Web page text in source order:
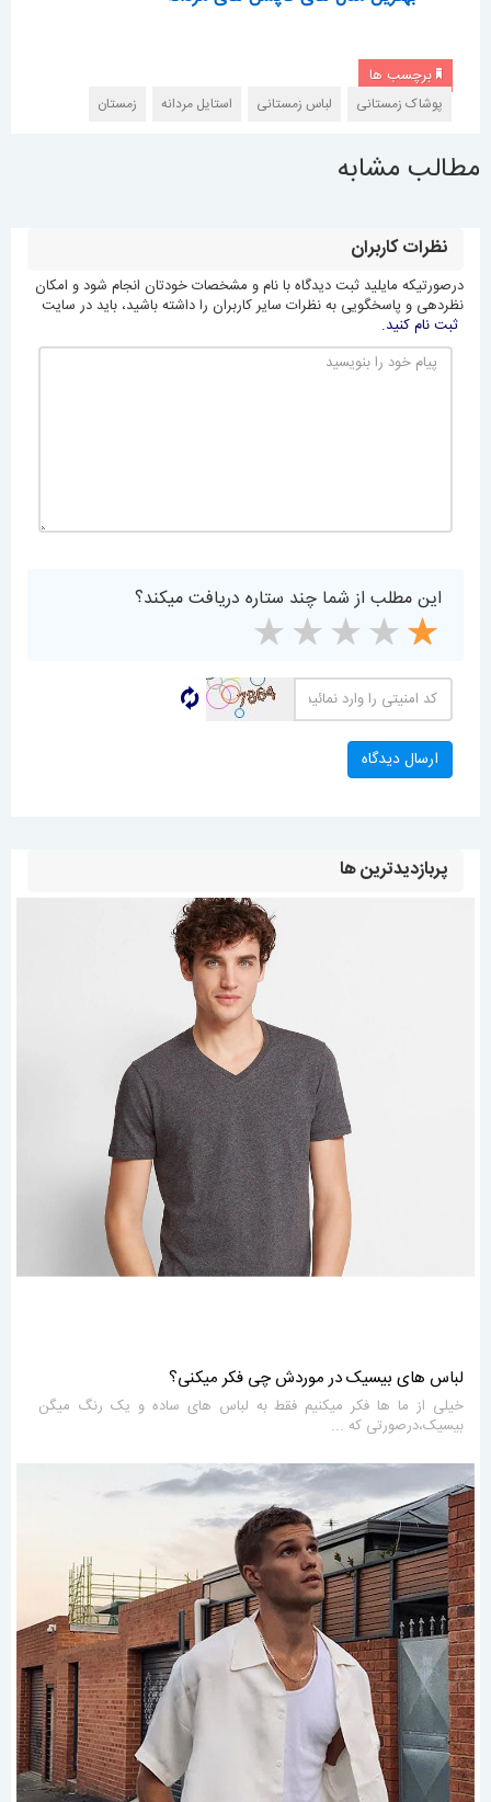
برچسب ها
پوشاک زمستانی لباس زمستانی استایل مردانه زمستان
مطالب مشابه
نظرات کاربران
درصورتیکه مایلید ثبت دیدگاه با نام و مشخصات خودتان انجام شود و امکان
نظردهی و پاسخگویی به نظرات سایر کاربران را داشته باشید، باید در سایت
ثبت نام کنید.
این مطلب از شما چند ستاره دریافت میکند؟
پربازدیدترین ها
لباس های بیسیک در موردش چی فکر میکنی؟
خیلی از ما ها فکر میکنیم فقط به لباس های ساده و یک رنگ میگن
بیسیک،درصورتی که ...